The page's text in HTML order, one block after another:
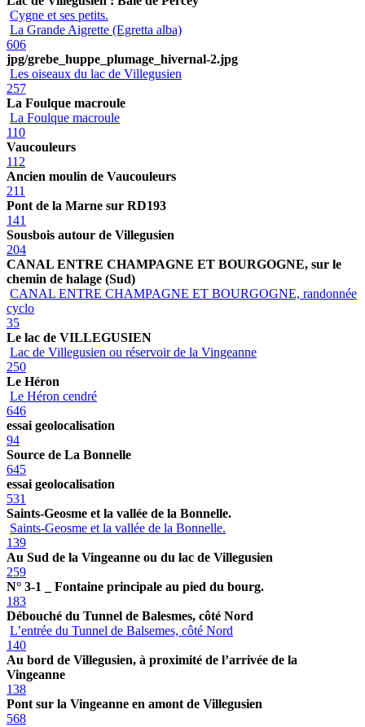
Cygne et ses petits.
La Grande Aigrette (Egretta alba)
606
jpg/grebe_huppe_plumage_hivernal-2.jpg
Les oiseaux du lac de Villegusien
257
La Foulque macroule
La Foulque macroule
110
Vaucouleurs
112
Ancien moulin de Vaucouleurs
211
Pont de la Marne sur RD193
141
Sousbois autour de Villegusien
204
CANAL ENTRE CHAMPAGNE ET BOURGOGNE, sur le
chemin de halage (Sud)
CANAL ENTRE CHAMPAGNE ET BOURGOGNE, randonnée
cyclo
35
Le lac de VILLEGUSIEN
Lac de Villegusien ou réservoir de la Vingeanne
250
Le Héron
Le Héron cendré
646
essai geolocalisation
94
Source de La Bonnelle
645
essai geolocalisation
531
Saints-Geosme et la vallée de la Bonnelle.
Saints-Geosme et la vallée de la Bonnelle.
139
Au Sud de la Vingeanne ou du lac de Villegusien
259
N° 3-1 _ Fontaine principale au pied du bourg.
183
Débouché du Tunnel de Balesmes, côté Nord
L’entrée du Tunnel de Balsemes, côté Nord
140
Au bord de Villegusien, à proximité de l’arrivée de la
Vingeanne
138
Pont sur la Vingeanne en amont de Villegusien
568